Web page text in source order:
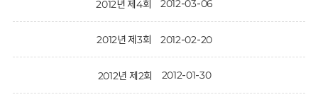
2012년 제4회 2012-03-06
2012년 제3회 2012-02-20
2012년 제2회 2012-01-30